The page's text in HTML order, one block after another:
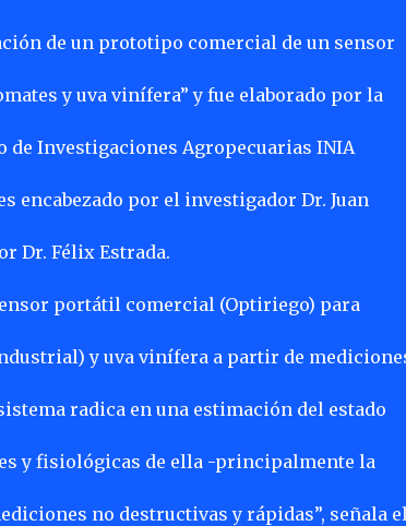
de un prototipo comercial de un sensor
y uva vinífera” y fue elaborado por la
Investigaciones Agropecuarias INIA
encabezado por el investigador Dr. Juan
Dr. Félix Estrada.
portátil comercial (Optiriego) para
y uva vinífera a partir de
radica en una estimación del estado
y fisiológicas de ella -principalmente la
no destructivas y rápidas”, señala